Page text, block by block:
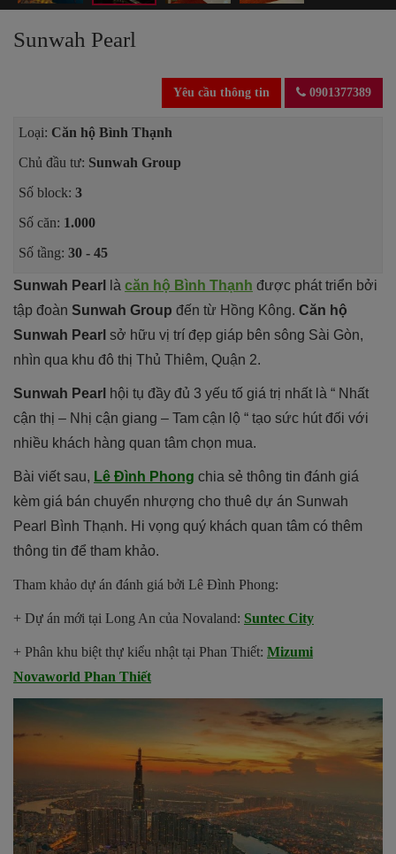
Sunwah Pearl
Yêu cầu thông tin 0901377389
Loại: Căn hộ Bình Thạnh
Chủ đầu tư: Sunwah Group
Số block: 3
Số căn: 1.000
Số tầng: 30 - 45
Sunwah Pearl là căn hộ Bình Thạnh được phát triển bởi
tập đoàn Sunwah Group đến từ Hồng Kông. Căn hộ
Sunwah Pearl sở hữu vị trí đẹp giáp bên sông Sài Gòn,
nhìn qua khu đô thị Thủ Thiêm, Quận 2.
Sunwah Pearl hội tụ đầy đủ 3 yếu tố giá trị nhất là “ Nhất
cận thị – Nhị cận giang – Tam cận lộ “ tạo sức hút đối với
nhiều khách hàng quan tâm chọn mua.
Bài viết sau, Lê Đình Phong chia sẻ thông tin đánh giá
kèm giá bán chuyển nhượng cho thuê dự án Sunwah
Pearl Bình Thạnh. Hi vọng quý khách quan tâm có thêm
thông tin để tham khảo.
Tham khảo dự án đánh giá bởi Lê Đình Phong:
+ Dự án mới tại Long An của Novaland: Suntec City
+ Phân khu biệt thự kiểu nhật tại Phan Thiết: Mizumi
Novaworld Phan Thiết